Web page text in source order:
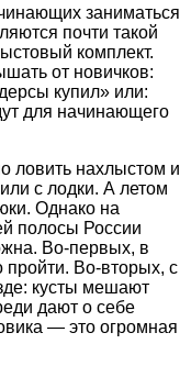
заниматься
почти такой
комплект.
от новичков:
купил» или:
для начинающего
ловить нахлыстом и
с лодки. А летом
Однако на
полосы России
Во-первых, в
Во-вторых, с
кусты мешают
дают о себе
— это огромная